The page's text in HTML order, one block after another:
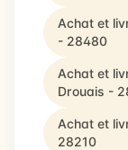
Achat et
- 28480
Achat et
Drouais -
Achat et
28210